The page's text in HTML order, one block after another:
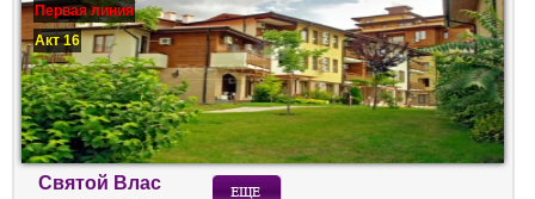
Первая линия
Акт 16
Святой Влас